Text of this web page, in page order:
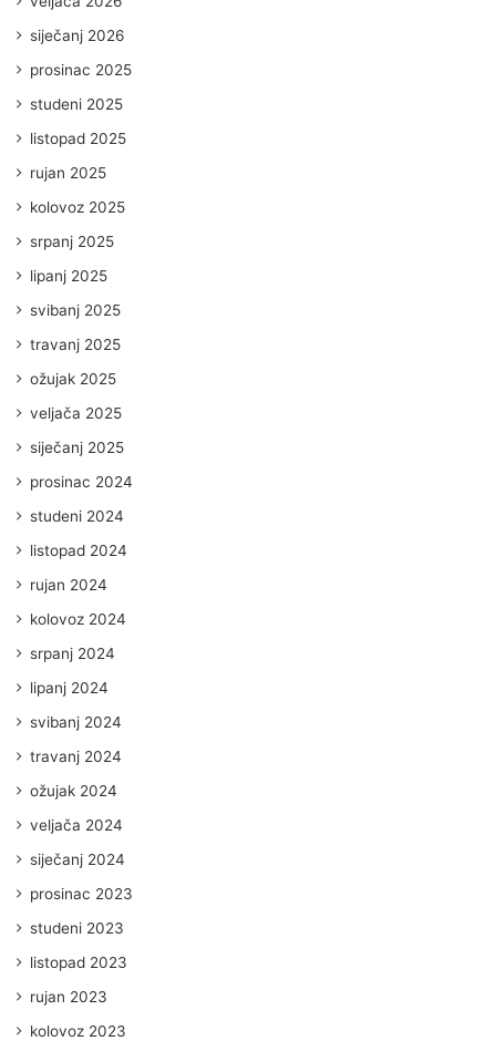
siječanj 2026
prosinac 2025
studeni 2025
listopad 2025
rujan 2025
kolovoz 2025
srpanj 2025
lipanj 2025
svibanj 2025
travanj 2025
ožujak 2025
veljača 2025
siječanj 2025
prosinac 2024
studeni 2024
listopad 2024
rujan 2024
kolovoz 2024
srpanj 2024
lipanj 2024
svibanj 2024
travanj 2024
ožujak 2024
veljača 2024
siječanj 2024
prosinac 2023
studeni 2023
listopad 2023
rujan 2023
kolovoz 2023